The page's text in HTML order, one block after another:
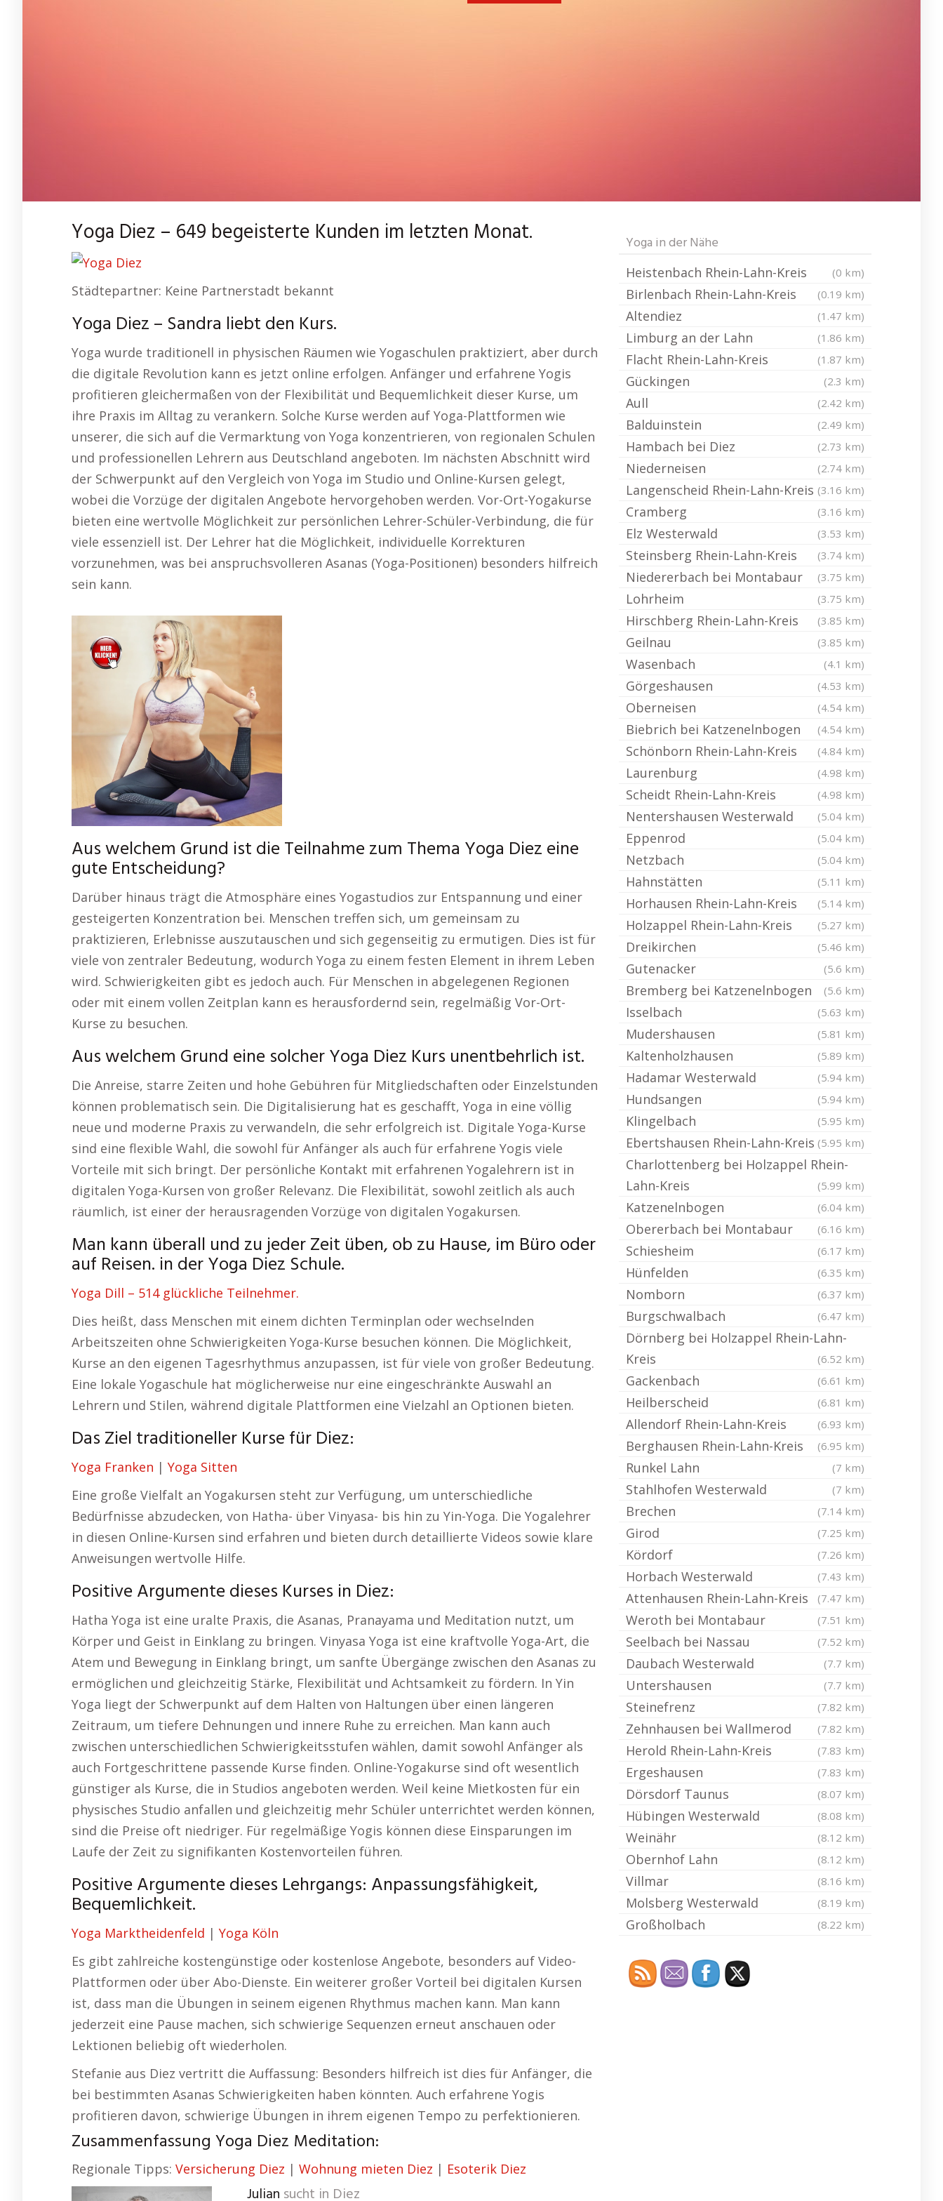
Yoga Diez – 649 begeisterte Kunden im letzten Monat.
Städtepartner: Keine Partnerstadt bekannt
Yoga Diez – Sandra liebt den Kurs.
Yoga wurde traditionell in physischen Räumen wie Yogaschulen praktiziert, aber durch
die digitale Revolution kann es jetzt online erfolgen. Anfänger und erfahrene Yogis
profitieren gleichermaßen von der Flexibilität und Bequemlichkeit dieser Kurse, um
ihre Praxis im Alltag zu verankern. Solche Kurse werden auf Yoga-Plattformen wie
unserer, die sich auf die Vermarktung von Yoga konzentrieren, von regionalen Schulen
und professionellen Lehrern aus Deutschland angeboten. Im nächsten Abschnitt wird
der Schwerpunkt auf den Vergleich von Yoga im Studio und Online-Kursen gelegt,
wobei die Vorzüge der digitalen Angebote hervorgehoben werden. Vor-Ort-Yogakurse
bieten eine wertvolle Möglichkeit zur persönlichen Lehrer-Schüler-Verbindung, die für
viele essenziell ist. Der Lehrer hat die Möglichkeit, individuelle Korrekturen
vorzunehmen, was bei anspruchsvolleren Asanas (Yoga-Positionen) besonders hilfreich
sein kann.
Aus welchem Grund ist die Teilnahme zum Thema Yoga Diez eine
gute Entscheidung?
Darüber hinaus trägt die Atmosphäre eines Yogastudios zur Entspannung und einer
gesteigerten Konzentration bei. Menschen treffen sich, um gemeinsam zu
praktizieren, Erlebnisse auszutauschen und sich gegenseitig zu ermutigen. Dies ist für
viele von zentraler Bedeutung, wodurch Yoga zu einem festen Element in ihrem Leben
wird. Schwierigkeiten gibt es jedoch auch. Für Menschen in abgelegenen Regionen
oder mit einem vollen Zeitplan kann es herausfordernd sein, regelmäßig Vor-Ort-
Kurse zu besuchen.
Aus welchem Grund eine solcher Yoga Diez Kurs unentbehrlich ist.
Die Anreise, starre Zeiten und hohe Gebühren für Mitgliedschaften oder Einzelstunden
können problematisch sein. Die Digitalisierung hat es geschafft, Yoga in eine völlig
neue und moderne Praxis zu verwandeln, die sehr erfolgreich ist. Digitale Yoga-Kurse
sind eine flexible Wahl, die sowohl für Anfänger als auch für erfahrene Yogis viele
Vorteile mit sich bringt. Der persönliche Kontakt mit erfahrenen Yogalehrern ist in
digitalen Yoga-Kursen von großer Relevanz. Die Flexibilität, sowohl zeitlich als auch
räumlich, ist einer der herausragenden Vorzüge von digitalen Yogakursen.
Man kann überall und zu jeder Zeit üben, ob zu Hause, im Büro oder
auf Reisen. in der Yoga Diez Schule.
Yoga Dill – 514 glückliche Teilnehmer.
Dies heißt, dass Menschen mit einem dichten Terminplan oder wechselnden
Arbeitszeiten ohne Schwierigkeiten Yoga-Kurse besuchen können. Die Möglichkeit,
Kurse an den eigenen Tagesrhythmus anzupassen, ist für viele von großer Bedeutung.
Eine lokale Yogaschule hat möglicherweise nur eine eingeschränkte Auswahl an
Lehrern und Stilen, während digitale Plattformen eine Vielzahl an Optionen bieten.
Das Ziel traditioneller Kurse für Diez:
Yoga Franken | Yoga Sitten
Eine große Vielfalt an Yogakursen steht zur Verfügung, um unterschiedliche
Bedürfnisse abzudecken, von Hatha- über Vinyasa- bis hin zu Yin-Yoga. Die Yogalehrer
in diesen Online-Kursen sind erfahren und bieten durch detaillierte Videos sowie klare
Anweisungen wertvolle Hilfe.
Positive Argumente dieses Kurses in Diez:
Hatha Yoga ist eine uralte Praxis, die Asanas, Pranayama und Meditation nutzt, um
Körper und Geist in Einklang zu bringen. Vinyasa Yoga ist eine kraftvolle Yoga-Art, die
Atem und Bewegung in Einklang bringt, um sanfte Übergänge zwischen den Asanas zu
ermöglichen und gleichzeitig Stärke, Flexibilität und Achtsamkeit zu fördern. In Yin
Yoga liegt der Schwerpunkt auf dem Halten von Haltungen über einen längeren
Zeitraum, um tiefere Dehnungen und innere Ruhe zu erreichen. Man kann auch
zwischen unterschiedlichen Schwierigkeitsstufen wählen, damit sowohl Anfänger als
auch Fortgeschrittene passende Kurse finden. Online-Yogakurse sind oft wesentlich
günstiger als Kurse, die in Studios angeboten werden. Weil keine Mietkosten für ein
physisches Studio anfallen und gleichzeitig mehr Schüler unterrichtet werden können,
sind die Preise oft niedriger. Für regelmäßige Yogis können diese Einsparungen im
Laufe der Zeit zu signifikanten Kostenvorteilen führen.
Positive Argumente dieses Lehrgangs: Anpassungsfähigkeit,
Bequemlichkeit.
Yoga Marktheidenfeld | Yoga Köln
Es gibt zahlreiche kostengünstige oder kostenlose Angebote, besonders auf Video-
Plattformen oder über Abo-Dienste. Ein weiterer großer Vorteil bei digitalen Kursen
ist, dass man die Übungen in seinem eigenen Rhythmus machen kann. Man kann
jederzeit eine Pause machen, sich schwierige Sequenzen erneut anschauen oder
Lektionen beliebig oft wiederholen.
Stefanie aus Diez vertritt die Auffassung: Besonders hilfreich ist dies für Anfänger, die
bei bestimmten Asanas Schwierigkeiten haben könnten. Auch erfahrene Yogis
profitieren davon, schwierige Übungen in ihrem eigenen Tempo zu perfektionieren.
Zusammenfassung Yoga Diez Meditation:
Regionale Tipps: Versicherung Diez | Wohnung mieten Diez | Esoterik Diez
Julian sucht in Diez
Yoga in der Nähe
Heistenbach Rhein-Lahn-Kreis (0 km)
Birlenbach Rhein-Lahn-Kreis (0.19 km)
Altendiez (1.47 km)
Limburg an der Lahn (1.86 km)
Flacht Rhein-Lahn-Kreis (1.87 km)
Gückingen (2.3 km)
Aull (2.42 km)
Balduinstein (2.49 km)
Hambach bei Diez (2.73 km)
Niederneisen (2.74 km)
Langenscheid Rhein-Lahn-Kreis (3.16 km)
Cramberg (3.16 km)
Elz Westerwald (3.53 km)
Steinsberg Rhein-Lahn-Kreis (3.74 km)
Niedererbach bei Montabaur (3.75 km)
Lohrheim (3.75 km)
Hirschberg Rhein-Lahn-Kreis (3.85 km)
Geilnau (3.85 km)
Wasenbach (4.1 km)
Görgeshausen (4.53 km)
Oberneisen (4.54 km)
Biebrich bei Katzenelnbogen (4.54 km)
Schönborn Rhein-Lahn-Kreis (4.84 km)
Laurenburg (4.98 km)
Scheidt Rhein-Lahn-Kreis (4.98 km)
Nentershausen Westerwald (5.04 km)
Eppenrod (5.04 km)
Netzbach (5.04 km)
Hahnstätten (5.11 km)
Horhausen Rhein-Lahn-Kreis (5.14 km)
Holzappel Rhein-Lahn-Kreis (5.27 km)
Dreikirchen (5.46 km)
Gutenacker (5.6 km)
Bremberg bei Katzenelnbogen (5.6 km)
Isselbach (5.63 km)
Mudershausen (5.81 km)
Kaltenholzhausen (5.89 km)
Hadamar Westerwald (5.94 km)
Hundsangen (5.94 km)
Klingelbach (5.95 km)
Ebertshausen Rhein-Lahn-Kreis (5.95 km)
Charlottenberg bei Holzappel Rhein-
Lahn-Kreis
(5.99 km)
Katzenelnbogen (6.04 km)
Obererbach bei Montabaur (6.16 km)
Schiesheim (6.17 km)
Hünfelden (6.35 km)
Nomborn (6.37 km)
Burgschwalbach (6.47 km)
Dörnberg bei Holzappel Rhein-Lahn-
Kreis
(6.52 km)
Gackenbach (6.61 km)
Heilberscheid (6.81 km)
Allendorf Rhein-Lahn-Kreis (6.93 km)
Berghausen Rhein-Lahn-Kreis (6.95 km)
Runkel Lahn (7 km)
Stahlhofen Westerwald (7 km)
Brechen (7.14 km)
Girod (7.25 km)
Kördorf (7.26 km)
Horbach Westerwald (7.43 km)
Attenhausen Rhein-Lahn-Kreis (7.47 km)
Weroth bei Montabaur (7.51 km)
Seelbach bei Nassau (7.52 km)
Daubach Westerwald (7.7 km)
Untershausen (7.7 km)
Steinefrenz (7.82 km)
Zehnhausen bei Wallmerod (7.82 km)
Herold Rhein-Lahn-Kreis (7.83 km)
Ergeshausen (7.83 km)
Dörsdorf Taunus (8.07 km)
Hübingen Westerwald (8.08 km)
Weinähr (8.12 km)
Obernhof Lahn (8.12 km)
Villmar (8.16 km)
Molsberg Westerwald (8.19 km)
Großholbach (8.22 km)